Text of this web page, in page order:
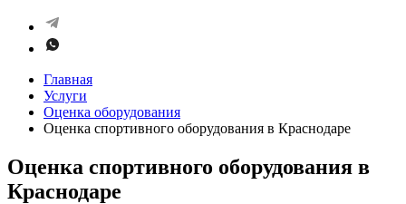
Главная
Услуги
Оценка оборудования
Оценка спортивного оборудования в Краснодаре
Оценка спортивного оборудования в
Краснодаре